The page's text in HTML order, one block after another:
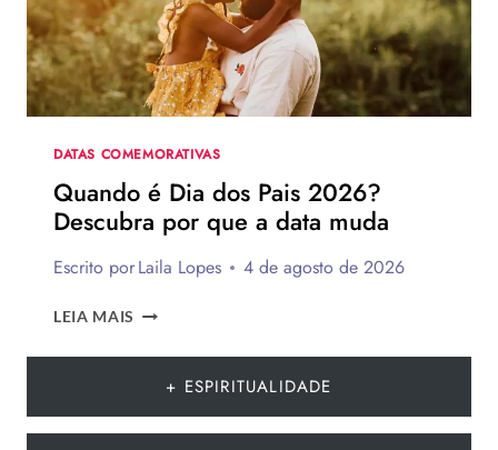
PARA
TE
INSPIRAR
A
MONTAR
SUA
PRESENTEAR
OU
DATAS COMEMORATIVAS
Quando é Dia dos Pais 2026?
Descubra por que a data muda
Escrito porLaila Lopes 4 de agosto de 2026
LEIA MAIS QUANDO
DIA
+ ESPIRITUALIDADE